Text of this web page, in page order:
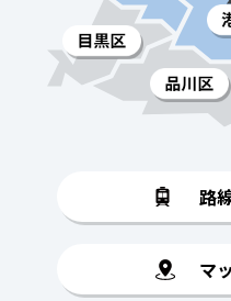
路
マ